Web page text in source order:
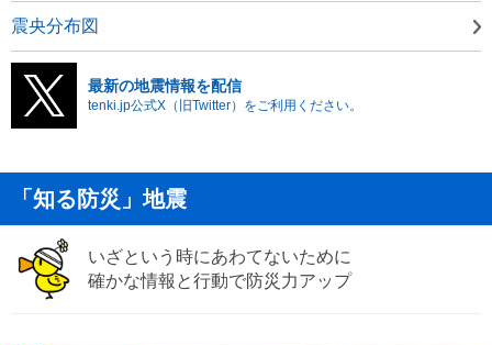
震央分布図
最新の地震情報を配信
tenki.jp公式X（旧Twitter）をご利用ください。
「知る防災」地震
いざという時にあわてないために
確かな情報と行動で防災力アップ